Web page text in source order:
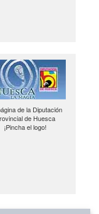
de la Diputación
de Huesca
¡Pincha el logo!